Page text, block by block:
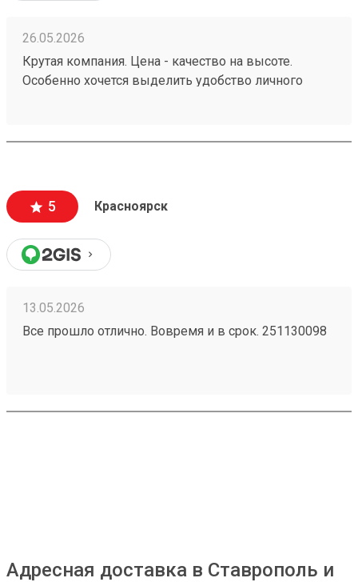
26.05.2026
Крутая компания. Цена - качество на высоте.
Особенно хочется выделить удобство личного
5 Красноярск
13.05.2026
Все прошло отлично. Вовремя и в срок. 251130098
Адресная доставка в Ставрополь и